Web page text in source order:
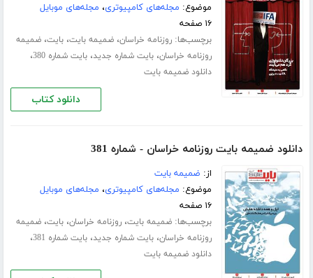
موضوع: مجله‌های کامپیوتری، مجله‌های موبایل
۱۶ صفحه
برچسب‌ها:روزنامه خراسان،ضمیمه بایت،بایت،ضمیمه
روزنامه خراسان،بایت شماره جدید،بایت شماره 380 ،
دانلود ضمیمه بایت
دانلود کتاب
دانلود ضمیمه بایت روزنامه خراسان - شماره 381
از: ضمیمه بایت
موضوع: مجله‌های کامپیوتری، مجله‌های موبایل
۱۶ صفحه
برچسب‌ها:ضمیمه بایت،روزنامه خراسان،بایت،ضمیمه
روزنامه خراسان،بایت شماره جدید،بایت شماره 381 ،
دانلود ضمیمه بایت